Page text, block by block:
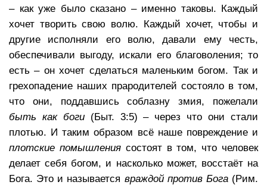
– как уже было сказано – именно таковы. Каждый
хочет творить свою волю. Каждый хочет, чтобы и
другие исполняли его волю, давали ему честь,
обеспечивали выгоду, искали его благоволения; то
есть – он хочет сделаться маленьким богом. Так и
грехопадение наших прародителей состояло в том,
что они, поддавшись соблазну змия, пожелали
быть как боги(Быт. 3:5) – через что они стали
плотью. И таким образом всё наше повреждение и
плотские помышлениясостоят в том, что человек
делает себя богом, и насколько может, восстаёт на
Бога. Это и называется враждой против Бога (Рим.